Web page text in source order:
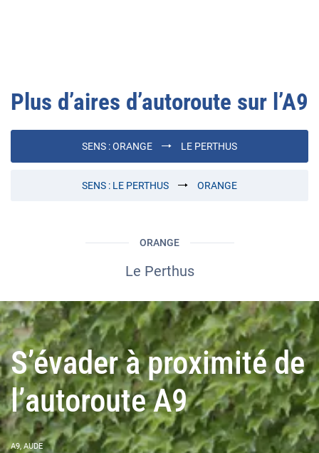
Plus d’aires d’autoroute sur l’A9
SENS :ORANGE LE PERTHUS
SENS : LE PERTHUS ORANGE
ORANGE
Le Perthus
S’évader à proximité de
l’autoroute A9
A9, AUDE